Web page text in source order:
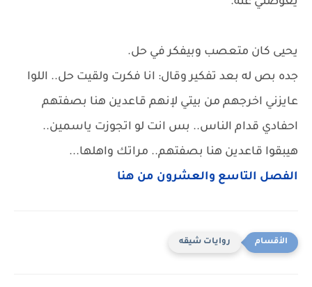
يحيى كان متعصب وبيفكر في حل.
جده بص له بعد تفكير وقال: انا فكرت ولقيت حل.. اللوا
عايزني اخرجهم من بيتي لإنهم قاعدين هنا بصفتهم
احفادي قدام الناس.. بس انت لو اتجوزت ياسمين..
هيبقوا قاعدين هنا بصفتهم.. مراتك واهلها...
الفصل التاسع والعشرون من هنا
روايات شيقه